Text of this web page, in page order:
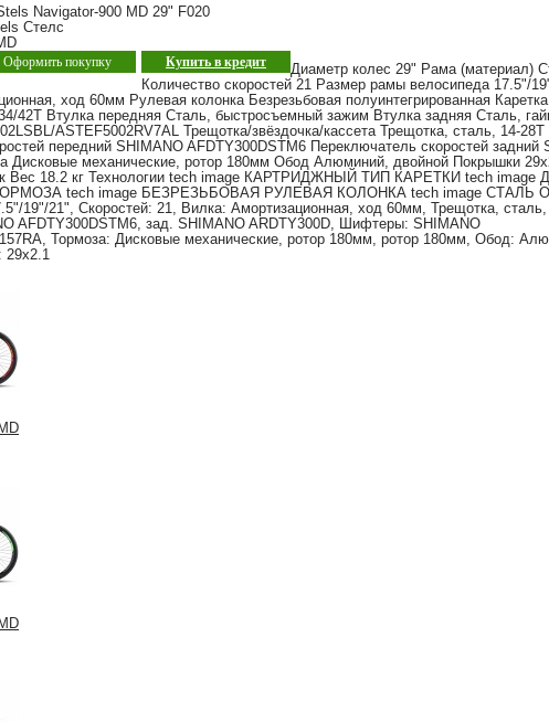
Navigator-900 MD 29" F020
Стелс
Оформить покупку Купить в кредит
Диаметр колес 29" Рама (материал)
Количество скоростей 21 Размер рамы велосипеда 17.5"/
ход 60мм Рулевая колонка Безрезьбовая полуинтегрированная
42Т Втулка передняя Сталь, быстросъемный зажим Втулка задняя Сталь,
ASTEF5002RV7AL Трещотка/звёздочка/кассета Трещотка, сталь, 14-28Т
передний SHIMANO AFDTY300DSTM6 Переключатель скоростей задний
Дисковые механические, ротор 180мм Обод Алюминий, двойной Покрышки
Вес 18.2 кг Технологии tech image КАРТРИДЖНЫЙ ТИП КАРЕТКИ tech
tech image БЕЗРЕЗЬБОВАЯ РУЛЕВАЯ КОЛОНКА tech image СТАЛЬ
19"/21", Скоростей: 21, Вилка: Амортизационная, ход 60мм, Трещотка, сталь,
AFDTY300DSTM6, зад. SHIMANO ARDTY300D, Шифтеры: SHIMANO
Тормоза: Дисковые механические, ротор 180мм, ротор 180мм, Обод:
29x2.1